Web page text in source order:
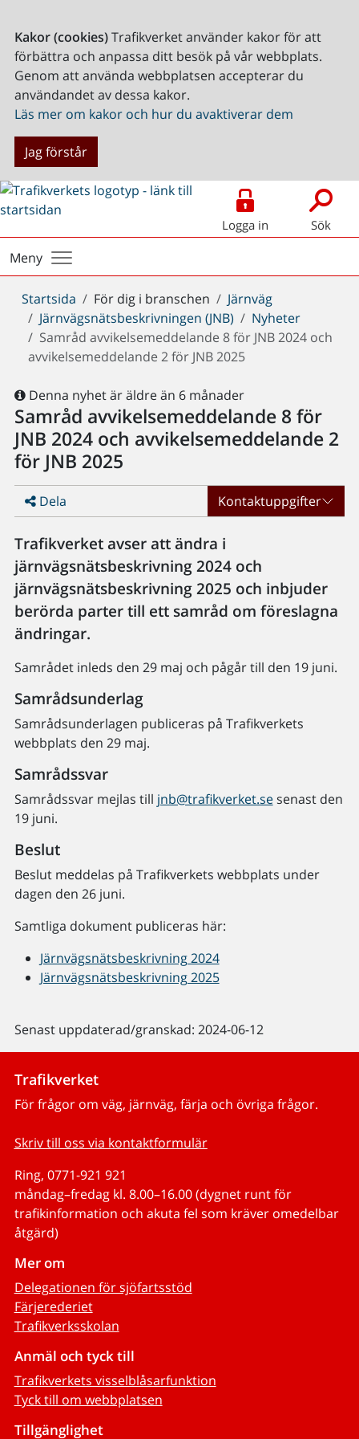
Kakor (cookies)Trafikverket använder kakor för att
förbättra och anpassa ditt besök på vår webbplats.
Genom att använda webbplatsen accepterar du
användandet av dessa kakor.
Läs mer om kakor och hur du avaktiverar dem
Jag förstår
Logga in Sök
Meny
Du
är
här:
Startsida För dig i branschen
Järnväg
Järnvägsnätsbeskrivningen (JNB)
Nyheter
Samråd avvikelsemeddelande 8 för JNB 2024 och
avvikelsemeddelande 2 för JNB 2025
Denna nyhet är äldre än 6 månader
Samråd avvikelsemeddelande 8 för
JNB 2024 och avvikelsemeddelande 2
för JNB 2025
Dela Kontaktuppgifter
Trafikverket avser att ändra i
järnvägsnätsbeskrivning 2024 och
järnvägsnätsbeskrivning 2025 och inbjuder
berörda parter till ett samråd om föreslagna
ändringar.
Samrådet inleds den 29 maj och pågår till den 19 juni.
Samrådsunderlag
Samrådsunderlagen publiceras på Trafikverkets
webbplats den 29 maj.
Samrådssvar
Samrådssvar mejlas till jnb@trafikverket.sesenast den
19 juni.
Beslut
Beslut meddelas på Trafikverkets webbplats under
dagen den 26 juni.
Samtliga dokument publiceras här:
Järnvägsnätsbeskrivning 2024
Järnvägsnätsbeskrivning 2025
Senast uppdaterad/granskad: 2024-06-12
Trafikverket
För frågor om väg, järnväg, färja och övriga frågor.
Skriv till oss via kontaktformulär
Ring, 0771-921 921
måndag–fredag kl. 8.00–16.00 (dygnet runt för
trafikinformation och akuta fel som kräver omedelbar
åtgärd)
Mer om
Delegationen för sjöfartsstöd
Färjerederiet
Trafikverksskolan
Anmäl och tyck till
Trafikverkets visselblåsarfunktion
Tyck till om webbplatsen
Tillgänglighet